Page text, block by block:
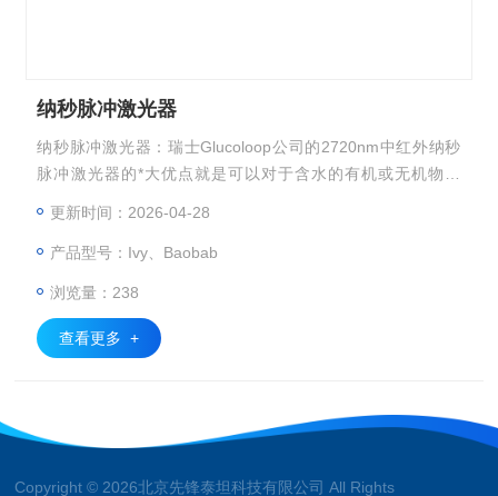
纳秒脉冲激光器
纳秒脉冲激光器：瑞士Glucoloop公司的2720nm中红外纳秒
脉冲激光器的*大优点就是可以对于含水的有机或无机物实
热量，这就是我们所强调的“冷消融”。
更新时间：2026-04-28
产品型号：Ivy、Baobab
浏览量：238
查看更多 +
Copyright © 2026北京先锋泰坦科技有限公司 All Rights